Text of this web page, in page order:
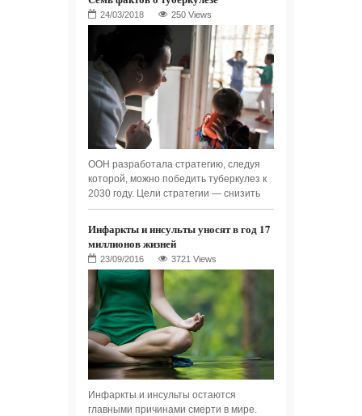
250 Views
ООН разработала стратегию, следуя
которой, можно победить туберкулез к
2030 году. Цели стратегии — снизить
Инфаркты и инсульты уносят в год 17
миллионов жизней
3721 Views
Инфаркты и инсульты остаются
главными причинами смерти в мире.